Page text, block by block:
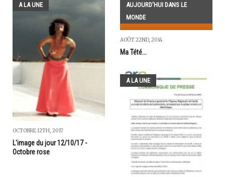
A LA UNE
OCTOBRE 12TH, 2017
L'image du jour 12/10/17 -
Octobre rose
AUJOURD'HUI DANS LE
MONDE
AOÛT 22ND, 2014
Ma Tété...
A LA UNE